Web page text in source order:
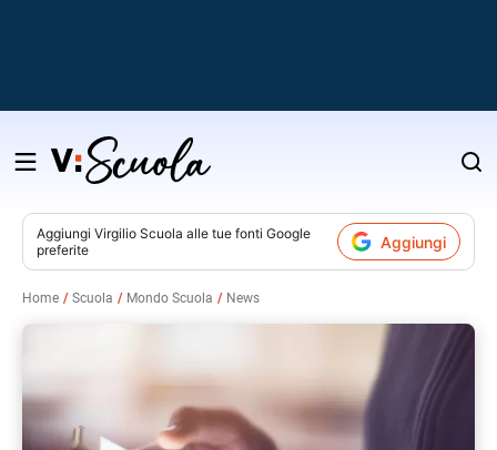
Salta
contenuto
Aggiungi Virgilio Scuola alle tue fonti Google
preferite
Aggiungi
Home Scuola Mondo Scuola News